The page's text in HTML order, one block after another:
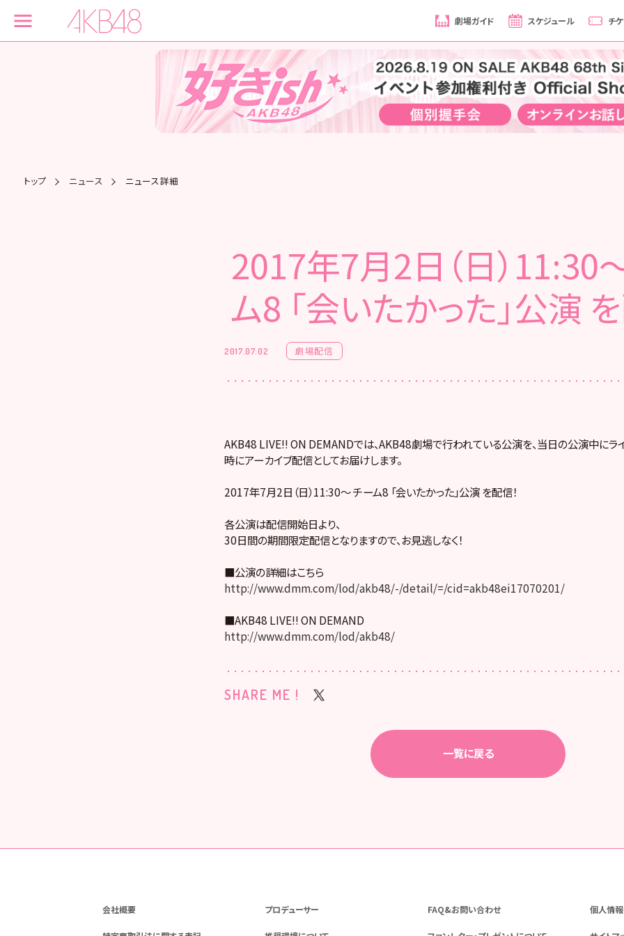
劇場ガイド スケジュール チ
トップ ニュース ニュース詳細
2017年7月2日（日）11:30
ム8 「会いたかった」公演
2017.07.02 劇場配信
AKB48 LIVE!! ON DEMANDでは、AKB48劇場で行われている公演を、当日の公演中にラ
時にアーカイブ配信としてお届けします。
2017年7月2日（日）11:30～ チーム8 「会いたかった」公演 を配信！
各公演は配信開始日より、
30日間の期間限定配信となりますので、お見逃しなく！
■公演の詳細はこちら
http://www.dmm.com/lod/akb48/-/detail/=/cid=akb48ei17070201/
■AKB48 LIVE!! ON DEMAND
http://www.dmm.com/lod/akb48/
SHARE ME !
一覧に戻る
会社概要 プロデューサー FAQ&お問い合わせ 個人情